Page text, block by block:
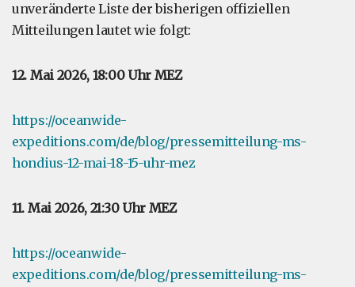
unveränderte Liste der bisherigen offiziellen
Mitteilungen lautet wie folgt:
12. Mai 2026, 18:00 Uhr MEZ
https://oceanwide-
expeditions.com/de/blog/pressemitteilung-ms-
hondius-12-mai-18-15-uhr-mez
11. Mai 2026, 21:30 Uhr MEZ
https://oceanwide-
expeditions.com/de/blog/pressemitteilung-ms-